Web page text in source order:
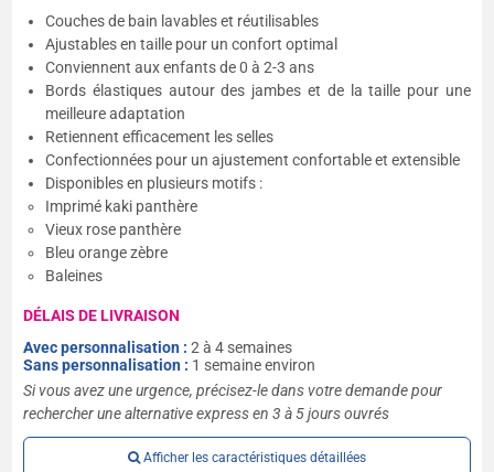
Couches de bain lavables et réutilisables
Ajustables en taille pour un confort optimal
Conviennent aux enfants de 0 à 2-3 ans
Bords élastiques autour des jambes et de la taille pour une
meilleure adaptation
Retiennent efficacement les selles
Confectionnées pour un ajustement confortable et extensible
Disponibles en plusieurs motifs :
Imprimé kaki panthère
Vieux rose panthère
Bleu orange zèbre
Baleines
DÉLAIS DE LIVRAISON
Avec personnalisation :2 à 4 semaines
Sans personnalisation : 1 semaine environ
Si vous avez une urgence, précisez-le dans votre demande pour
rechercher une alternative express en 3 à 5 jours ouvrés
Afficher les caractéristiques détaillées